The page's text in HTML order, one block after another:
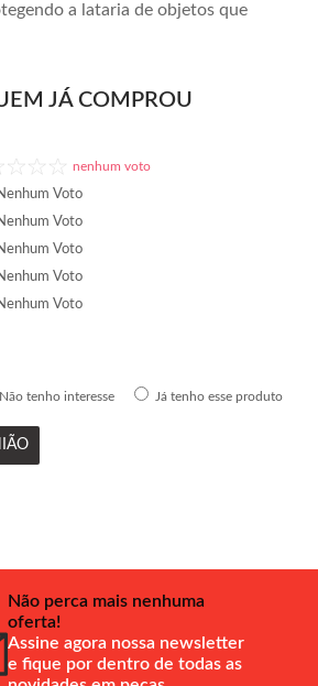
a lataria de objetos que
JÁ COMPROU
nenhum voto
Voto
Voto
Voto
Voto
Voto
Não tenho interesse Já tenho esse produto
Não perca mais nenhuma
oferta!
Assine agora nossa newsletter
e fique por dentro de todas as